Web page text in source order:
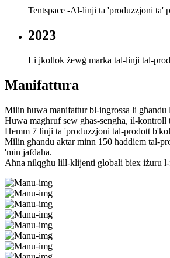
Tentspace -Al-linji ta 'produzzjoni ta'
2023
Li jkollok żewġ marka tal-linji tal-
Manifattura
Milin huwa manifattur bl-ingrossa li għandu
Huwa magħruf sew għas-sengħa, il-
Hemm 7 linji ta 'produzzjoni tal-prodott
Milin għandu aktar minn 150 ħaddiem tal-
'min jafdaha.
Aħna nilqgħu lill-klijenti globali biex iżuru